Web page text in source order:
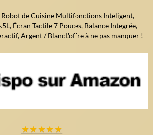
Robot de Cuisine Multifonctions Inteligent,
Écran Tactile 7 Pouces, Balance Integrée,
Argent / BlancL'offre à ne pas manquer !
★★★★★